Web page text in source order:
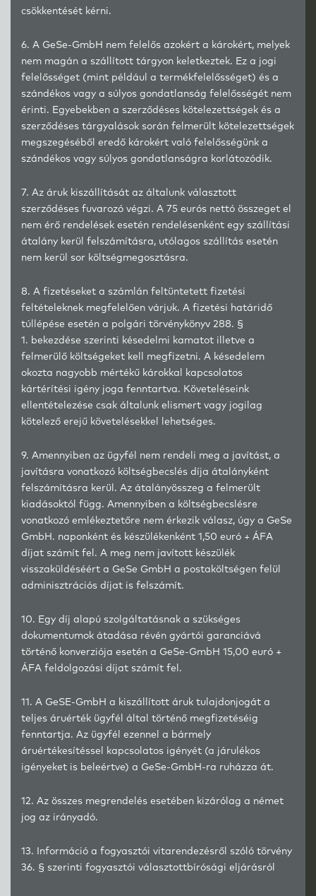
csökkentését kérni.
6. A GeSe-GmbH nem felelős azokért a károkért, melyek
nem magán a szállított tárgyon keletkeztek. Ez a jogi
felelősséget (mint például a termékfelelősséget) és a
szándékos vagy a súlyos gondatlanság felelősségét nem
érinti. Egyebekben a szerződéses kötelezettségek és a
szerződéses tárgyalások során felmerült kötelezettségek
megszegéséből eredő károkért való felelősségünk a
szándékos vagy súlyos gondatlanságra korlátozódik.
7. Az áruk kiszállítását az általunk választott
szerződéses fuvarozó végzi. A 75 eurós nettó összeget el
nem érő rendelések esetén rendelésenként egy szállítási
átalány kerül felszámításra, utólagos szállítás esetén
nem kerül sor költségmegosztásra.
8. A fizetéseket a számlán feltüntetett fizetési
feltételeknek megfelelően várjuk. A fizetési határidő
túllépése esetén a polgári törvénykönyv 288. §
1. bekezdése szerinti késedelmi kamatot illetve a
felmerülő költségeket kell megfizetni. A késedelem
okozta nagyobb mértékű károkkal kapcsolatos
kártérítési igény joga fenntartva. Követeléseink
ellentételezése csak általunk elismert vagy jogilag
kötelező erejű követelésekkel lehetséges.
9. Amennyiben az ügyfél nem rendeli meg a javítást, a
javításra vonatkozó költségbecslés díja átalányként
felszámításra kerül. Az átalányösszeg a felmerült
kiadásoktól függ. Amennyiben a költségbecslésre
vonatkozó emlékeztetőre nem érkezik válasz, úgy a GeSe
GmbH. naponként és készülékenként 1,50 euró + ÁFA
díjat számít fel. A meg nem javított készülék
visszaküldéséért a GeSe GmbH a postaköltségen felül
adminisztrációs díjat is felszámít.
10. Egy díj alapú szolgáltatásnak a szükséges
dokumentumok átadása révén gyártói garanciává
történő konverziója esetén a GeSe-GmbH 15,00 euró +
ÁFA feldolgozási díjat számít fel.
11. A GeSE-GmbH a kiszállított áruk tulajdonjogát a
teljes áruérték ügyfél által történő megfizetéséig
fenntartja. Az ügyfél ezennel a bármely
áruértékesítéssel kapcsolatos igényét (a járulékos
igényeket is beleértve) a GeSe-GmbH-ra ruházza át.
12. Az összes megrendelés esetében kizárólag a német
jog az irányadó.
13. Információ a fogyasztói vitarendezésről szóló törvény
36. § szerinti fogyasztói választottbírósági eljárásról